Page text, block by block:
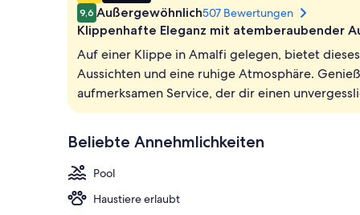
Außenbereich
Sterne-
Unterkunft
9,6 Außergewöhnlich507 Bewertungen
Klippenhafte Eleganz mit atemberaubender
Auf einer Klippe in Amalfi gelegen, bietet
Aussichten und eine ruhige Atmosphäre.
aufmerksamen Service, der dir einen
Beliebte Annehmlichkeiten
Pool
Haustiere erlaubt